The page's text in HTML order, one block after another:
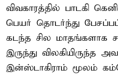
விவகாரத்தில் பாடகி
பெயர் தொடர்ந்து
கடந்த சில மாதங்களாக
இருந்து விலகியிருந்த
இன்ஸ்டாகிராம் மூலம்